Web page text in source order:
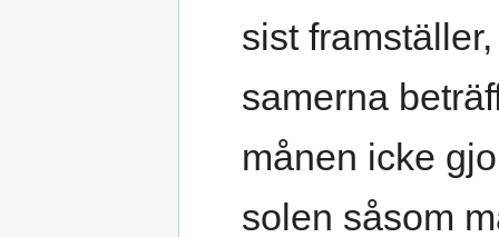
sist
samerna
månen icke
solen såsom